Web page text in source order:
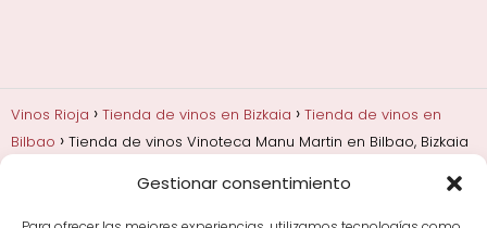
Gestionar consentimiento
Vinos Rioja Tienda de vinos en Bizkaia
Tienda de vinos en
Bilbao
Tienda de vinos Vinoteca Manu Martin en Bilbao, Bizkaia
Añadas, crianza y guarda
Bodegas y marcas de
Comprar vino